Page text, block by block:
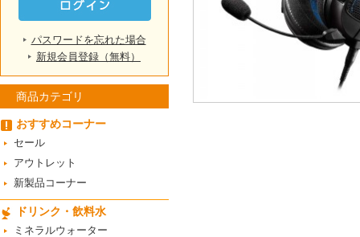
パスワードを忘れた場合
新規会員登録（無料）
商品カテゴリ
おすすめコーナー
セール
アウトレット
新製品コーナー
ドリンク・飲料水
ミネラルウォーター